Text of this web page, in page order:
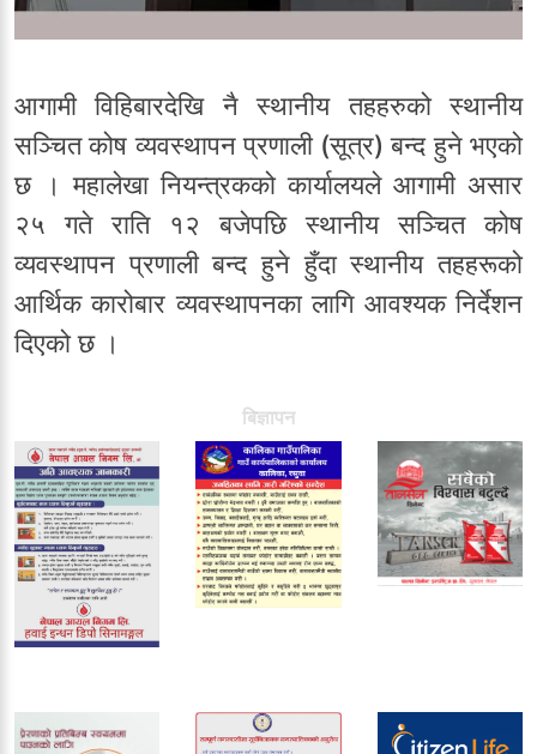
आगामी विहिबारदेखि नै स्थानीय तहहरुको स्थानीय
सञ्चित कोष व्यवस्थापन प्रणाली (सूत्र) बन्द हुने भएको
छ । महालेखा नियन्त्रकको कार्यालयले आगामी असार
२५ गते राति १२ बजेपछि स्थानीय सञ्चित कोष
व्यवस्थापन प्रणाली बन्द हुने हुँदा स्थानीय तहहरूको
आर्थिक कारोबार व्यवस्थापनका लागि आवश्यक निर्देशन
दिएको छ ।
बिज्ञापन